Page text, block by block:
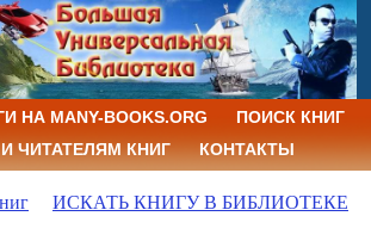
НА MANY-BOOKS.ORG
ПОИСК КНИГ
ЧИТАТЕЛЯМ КНИГ
КОНТАКТЫ
ИСКАТЬ КНИГУ В БИБЛИОТЕКЕ